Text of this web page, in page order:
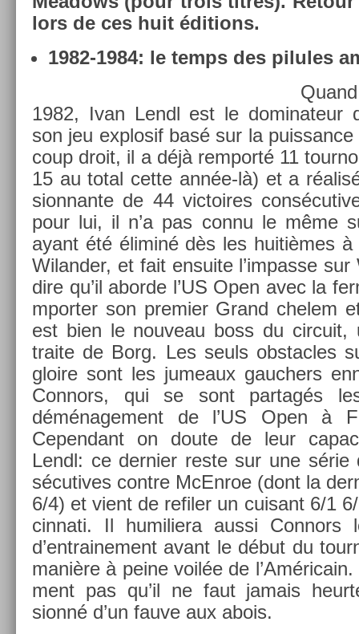
lors de ces huit édi­tions.
1982-1984: le temps des pilules
1982, Ivan Lendl est le dominateur
son jeu ex­plosif basé sur la
coup droit, il a déjà re­mporté 11
15 au total cette année-là) et a
sion­nante de 44 vic­toires
pour lui, il n’a pas connu le même
ayant été éliminé dès les huitièmes
Wiland­er, et fait en­suite l’im­passe
dire qu’il ab­or­de l’US Open avec la
mport­er son pre­mi­er Grand chelem
est bien le nouveau boss du
traite de Borg. Les seuls ob­stac­les
gloire sont les jumeaux gauch­ers
Con­nors, qui se sont par­tagés
déménage­ment de l’US Open à
Cepen­dant on doute de leur
Lendl: ce de­rni­er reste sur une
sécutives con­tre McEn­roe (dont la
6/4) et vient de re­fil­er un cuisant 6/1
cinnati. Il humiliera aussi Con­nors
d’entraine­ment avant le début du
manière à peine voilée de
ment pas qu’il ne faut jamais
sionné d’un fauve aux abois.